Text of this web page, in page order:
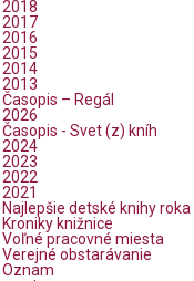
2018
2017
2016
2015
2014
2013
Časopis – Regál
2026
Časopis - Svet (z) kníh
2024
2023
2022
2021
Najlepšie detské knihy roka
Kroniky knižnice
Voľné pracovné miesta
Verejné obstarávanie
Oznam